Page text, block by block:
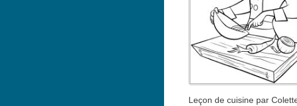
Leçon de cuisine par